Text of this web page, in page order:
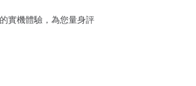
實機體驗，為您量身評